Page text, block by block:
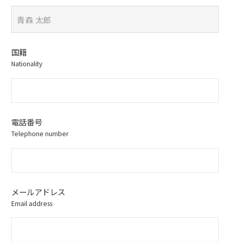
国籍
Nationality
電話番号
Telephone number
メールアドレス
Email address